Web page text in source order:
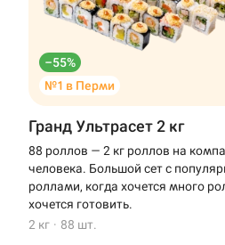
–55%
№1 в Перми
Гранд Ультрасет 2 кг
88 роллов — 2 кг роллов на
человека. Большой сет с
роллами, когда хочется много
хочется готовить.
2 кг · 88 шт.